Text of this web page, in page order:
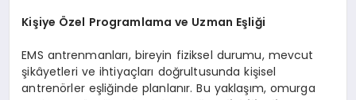
Kişiye Özel Programlama ve Uzman Eşliği
EMS antrenmanları, bireyin fiziksel durumu, mevcut
şikâyetleri ve ihtiyaçları doğrultusunda kişisel
antrenörler eşliğinde planlanır. Bu yaklaşım, omurga